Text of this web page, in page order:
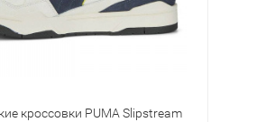
кроссовки PUMA Slipstream